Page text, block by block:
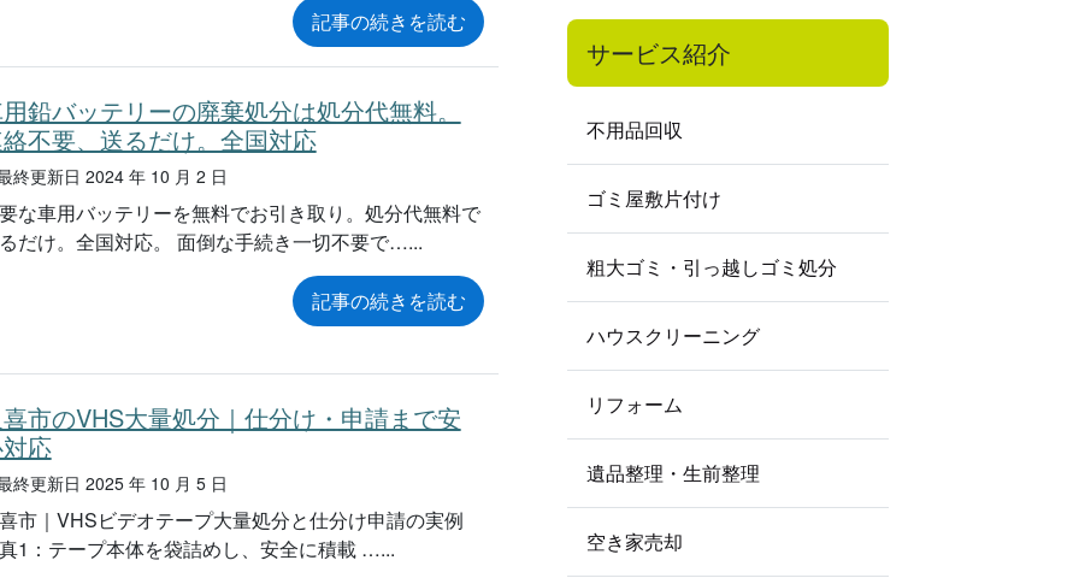
記事の続きを読む
鉛バッテリーの廃棄処分は処分代無料。
不要、送るだけ。全国対応
更新日 2024 年 10 月 2 日
な車用バッテリーを無料でお引き取り。処分代無料で
だけ。全国対応。 面倒な手続き一切不要で…
記事の続きを読む
市のVHS大量処分｜仕分け・申請まで安
応
更新日 2025 年 10 月 5 日
市｜VHSビデオテープ大量処分と仕分け申請の実例
1：テープ本体を袋詰めし、安全に積載 …
サービス紹介
不用品回収
ゴミ屋敷片付け
粗大ゴミ・引っ越しゴミ処分
ハウスクリーニング
リフォーム
遺品整理・生前整理
空き家売却